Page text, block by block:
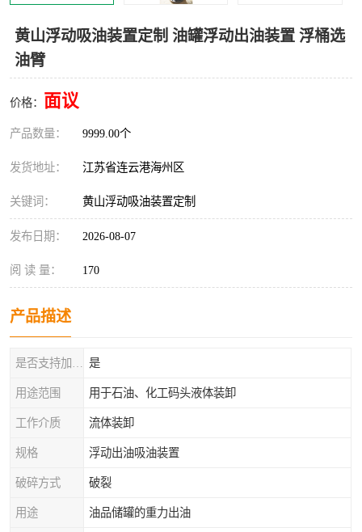
黄山浮动吸油装置定制 油罐浮动出油装置 浮桶选
油臂
价格： 面议
产品数量： 9999.00个
发货地址： 江苏省连云港海州区
关键词： 黄山浮动吸油装置定制
发布日期： 2026-08-07
阅 读 量： 170
产品描述
是
用途范围 用于石油、化工码头液体装卸
工作介质 流体装卸
规格 浮动出油吸油装置
破碎方式 破裂
用途 油品储罐的重力出油